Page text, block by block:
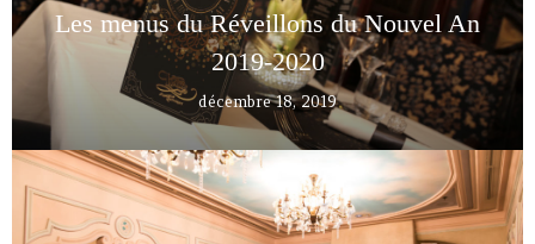
Les menus du Réveillons du Nouvel An
2019-2020
décembre 18, 2019